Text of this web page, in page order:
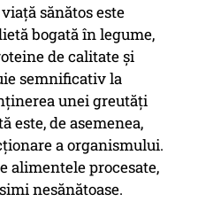
sănătos este
bogată în legume,
de calitate și
semnificativ la
unei greutăți
este, de asemenea,
a organismului.
alimentele procesate,
nesănătoase.